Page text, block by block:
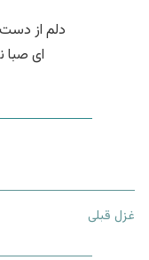
دلم از
ای صبا
غزل قبلی